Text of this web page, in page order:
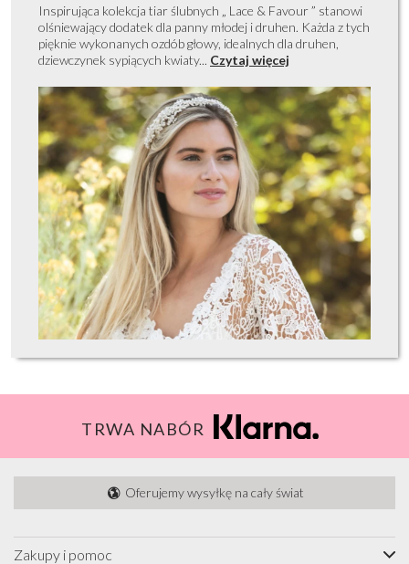
Inspirująca kolekcja tiar ślubnych „ Lace & Favour ” stanowi
olśniewający dodatek dla panny młodej i druhen. Każda z tych
pięknie wykonanych ozdób głowy, idealnych dla druhen,
dziewczynek sypiących kwiaty... Czytaj więcej
TRWA NABÓR
Oferujemy wysyłkę na cały świat
Zakupy i pomoc